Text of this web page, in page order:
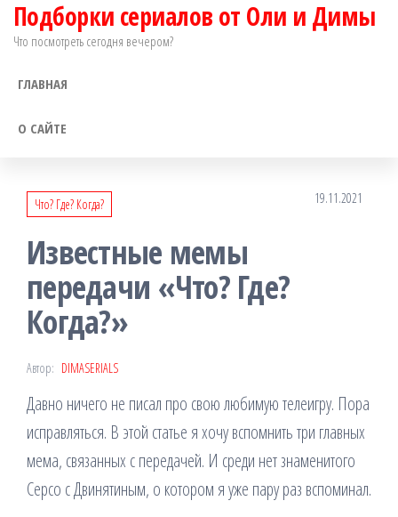
Перейти
Подборки сериалов от Оли и Димы
Что посмотреть сегодня вечером?
ГЛАВНАЯ
О САЙТЕ
Что? Где? Когда? 19.11.2021
Известные мемы
передачи «Что? Где?
Когда?»
Автор: DIMASERIALS
Давно ничего не писал про свою любимую телеигру. Пора
исправляться. В этой статье я хочу вспомнить три главных
мема, связанных с передачей. И среди нет знаменитого
Серсо с Двинятиным, о котором я уже пару раз вспоминал.